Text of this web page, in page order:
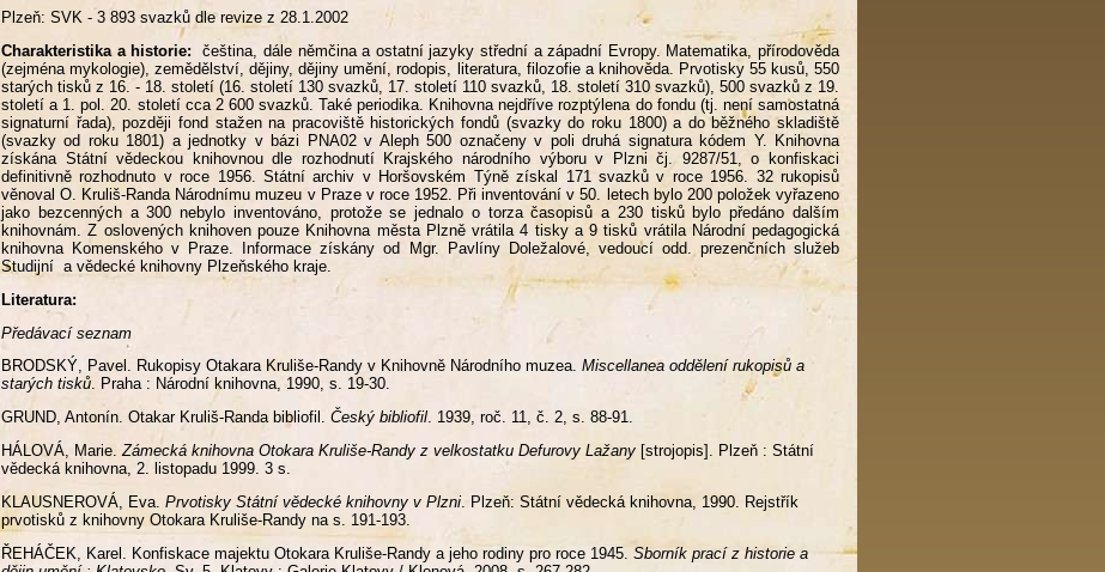
Plzeň: SVK - 3 893 svazků dle revize z 28.1.2002
Charakteristika a historie: čeština, dále němčina a ostatní jazyky střední a západní Evropy. Matematika, přírodověda
(zejména mykologie), zemědělství, dějiny, dějiny umění, rodopis, literatura, filozofie a knihověda. Prvotisky 55 kusů, 550
starých tisků z 16. - 18. století (16. století 130 svazků, 17. století 110 svazků, 18. století 310 svazků), 500 svazků z 19.
století a 1. pol. 20. století cca 2 600 svazků. Také periodika. Knihovna nejdříve rozptýlena do fondu (tj. není samostatná
signaturní řada), později fond stažen na pracoviště historických fondů (svazky do roku 1800) a do běžného skladiště
(svazky od roku 1801) a jednotky v bázi PNA02 v Aleph 500 označeny v poli druhá signatura kódem Y. Knihovna
získána Státní vědeckou knihovnou dle rozhodnutí Krajského národního výboru v Plzni čj. 9287/51, o konfiskaci
definitivně rozhodnuto v roce 1956. Státní archiv v Horšovském Týně získal 171 svazků v roce 1956. 32 rukopisů
věnoval O. Kruliš-Randa Národnímu muzeu v Praze v roce 1952. Při inventování v 50. letech bylo 200 položek vyřazeno
jako bezcenných a 300 nebylo inventováno, protože se jednalo o torza časopisů a 230 tisků bylo předáno dalším
knihovnám. Z oslovených knihoven pouze Knihovna města Plzně vrátila 4 tisky a 9 tisků vrátila Národní pedagogická
knihovna Komenského v Praze. Informace získány od Mgr. Pavlíny Doležalové, vedoucí odd. prezenčních služeb
Studijní a vědecké knihovny Plzeňského kraje.
Literatura:
Předávací seznam
BRODSKÝ, Pavel. Rukopisy Otakara Kruliše-Randy v Knihovně Národního muzea. Miscellanea oddělení rukopisů a
starých tisků. Praha : Národní knihovna, 1990, s. 19-30.
GRUND, Antonín. Otakar Kruliš-Randa bibliofil. Český bibliofil. 1939, roč. 11, č. 2, s. 88-91.
HÁLOVÁ, Marie. Zámecká knihovna Otokara Kruliše-Randy z velkostatku Defurovy Lažany [strojopis]. Plzeň : Státní
vědecká knihovna, 2. listopadu 1999. 3 s.
KLAUSNEROVÁ, Eva. Prvotisky Státní vědecké knihovny v Plzni . Plzeň: Státní vědecká knihovna, 1990. Rejstřík
prvotisků z knihovny Otokara Kruliše-Randy na s. 191-193.
ŘEHÁČEK, Karel. Konfiskace majektu Otokara Kruliše-Randy a jeho rodiny pro roce 1945.Sborník prací z historie a